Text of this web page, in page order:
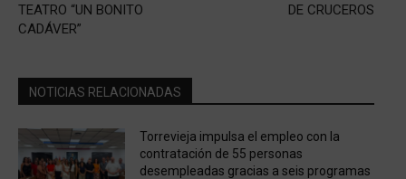
TEATRO “UN BONITO
CADÁVER”
DE CRUCEROS
NOTICIAS RELACIONADAS
Torrevieja impulsa el empleo con la
contratación de 55 personas
desempleadas gracias a seis programas